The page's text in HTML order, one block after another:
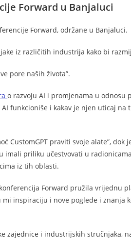
Forward u Banjaluci
Forward, održane u Banjaluci.
iz različitih industrija kako bi
pore naših života”.
o razvoju AI i promjenama u odnosu
funkcioniše i kakav je njen uticaj na
CustomGPT praviti svoje alate”, dok
imali priliku učestvovati u
iz tih oblasti.
Forward pružila vrijednu
inspiraciju i nove poglede i znanja
zajednice i industrijskih stručnjaka,